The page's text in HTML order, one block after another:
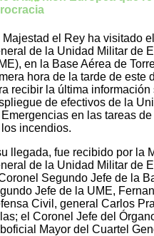
Majestad el Rey ha visitado
de la Unidad Militar de
en la Base Aérea de
hora de la tarde de este
recibir la última información
de efectivos de la
en las tareas
incendios.​
llegada, fue recibido por la
de la Unidad Militar de
Segundo Jefe de la
Jefe de la UME,
Civil, general Carlos
el Coronel Jefe del
Mayor del Cuartel